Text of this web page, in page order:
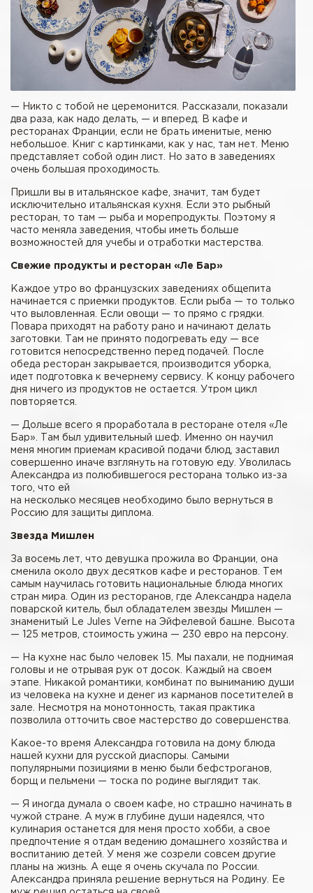
— Никто с тобой не церемонится. Рассказали, показали
два раза, как надо делать, — и вперед. В кафе и
ресторанах Франции, если не брать именитые, меню
небольшое. Книг с картинками, как у нас, там нет. Меню
представляет собой один лист. Но зато в заведениях
очень большая проходимость.
Пришли вы в итальянское кафе, значит, там будет
исключительно итальянская кухня. Если это рыбный
ресторан, то там — рыба и морепродукты. Поэтому я
часто меняла заведения, чтобы иметь больше
возможностей для учебы и отработки мастерства.
Свежие продукты и ресторан «Ле Бар»
Каждое утро во французских заведениях общепита
начинается с приемки продуктов. Если рыба — то только
что выловленная. Если овощи — то прямо с грядки.
Повара приходят на работу рано и начинают делать
заготовки. Там не принято подогревать еду — все
готовится непосредственно перед подачей. После
обеда ресторан закрывается, производится уборка,
идет подготовка к вечернему сервису. К концу рабочего
дня ничего из продуктов не остается. Утром цикл
повторяется.
— Дольше всего я проработала в ресторане отеля «Ле
Бар». Там был удивительный шеф. Именно он научил
меня многим приемам красивой подачи блюд, заставил
совершенно иначе взглянуть на готовую еду. Уволилась
Александра из полюбившегося ресторана только из-за
того, что ей
на несколько месяцев необходимо было вернуться в
Россию для защиты диплома.
Звезда Мишлен
За восемь лет, что девушка прожила во Франции, она
сменила около двух десятков кафе и ресторанов. Тем
самым научилась готовить национальные блюда многих
стран мира. Один из ресторанов, где Александра надела
поварской китель, был обладателем звезды Мишлен —
знаменитый Le Jules Verne на Эйфелевой башне. Высота
— 125 метров, стоимость ужина — 230 евро на персону.
— На кухне нас было человек 15. Мы пахали, не поднимая
головы и не отрывая рук от досок. Каждый на своем
этапе. Никакой романтики, комбинат по выниманию души
из человека на кухне и денег из карманов посетителей в
зале. Несмотря на монотонность, такая практика
позволила отточить свое мастерство до совершенства.
Какое-то время Александра готовила на дому блюда
нашей кухни для русской диаспоры. Самыми
популярными позициями в меню были бефстроганов,
борщ и пельмени — тоска по родине выглядит так.
— Я иногда думала о своем кафе, но страшно начинать в
чужой стране. А муж в глубине души надеялся, что
кулинария останется для меня просто хобби, а свое
предпочтение я отдам ведению домашнего хозяйства и
воспитанию детей. У меня же созрели совсем другие
планы на жизнь. А еще я очень скучала по России.
Александра приняла решение вернуться на Родину. Ее